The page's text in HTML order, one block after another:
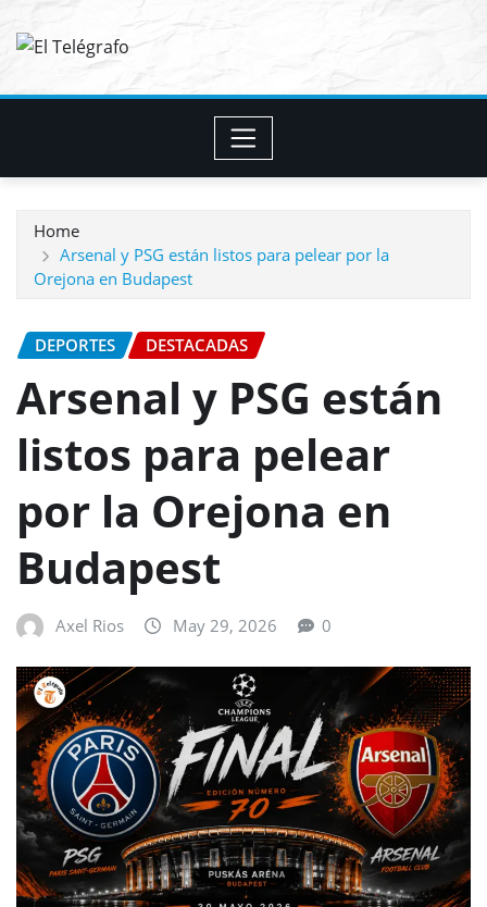
Home
Arsenal y PSG están listos para pelear por la
Orejona en Budapest
DEPORTES DESTACADAS
Arsenal y PSG están
listos para pelear
por la Orejona en
Budapest
Axel Rios May 29, 2026 0